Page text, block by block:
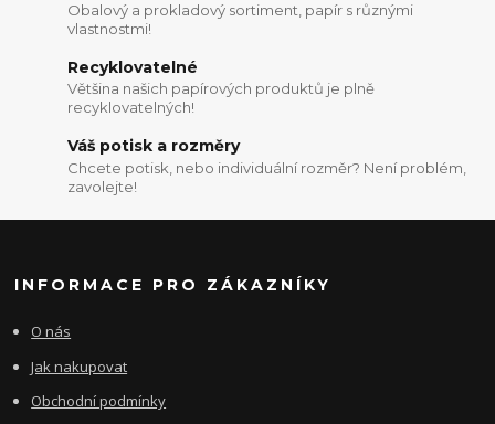
Obalový a prokladový sortiment, papír s různými
vlastnostmi!
Recyklovatelné
Většina našich papírových produktů je plně
recyklovatelných!
Váš potisk a rozměry
Chcete potisk, nebo individuální rozměr? Není problém,
zavolejte!
INFORMACE PRO ZÁKAZNÍKY
O nás
Jak nakupovat
Obchodní podmínky